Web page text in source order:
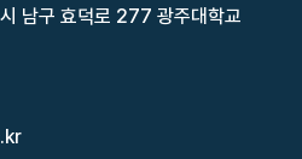
남구 효덕로 277 광주대학교